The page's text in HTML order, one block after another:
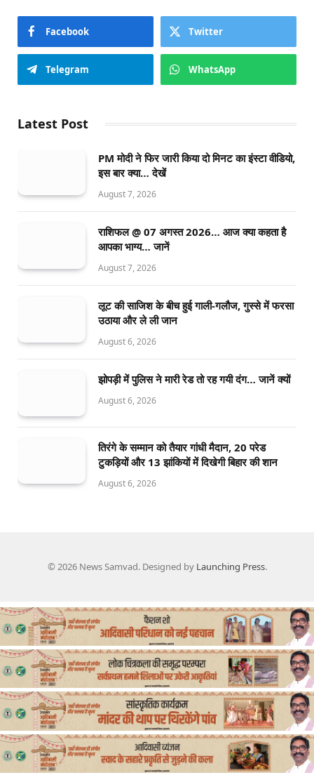
Facebook Twitter
Telegram WhatsApp
Latest Post
PM मोदी ने फिर जारी किया दो मिनट का इंस्टा वीडियो,
इस बार क्या… देखें
August 7, 2026
राशिफल @ 07 अगस्त 2026… आज क्या कहता है
आपका भाग्य… जानें
August 7, 2026
लूट की साजिश के बीच हुई गाली-गलौज, गुस्से में फरसा
उठाया और ले ली जान
August 6, 2026
झोपड़ी में पुलिस ने मारी रेड तो रह गयी दंग… जानें क्यों
August 6, 2026
तिरंगे के सम्मान को तैयार गांधी मैदान, 20 परेड
टुकड़ियों और 13 झांकियों में दिखेगी बिहार की शान
August 6, 2026
© 2026 News Samvad. Designed by Launching Press.